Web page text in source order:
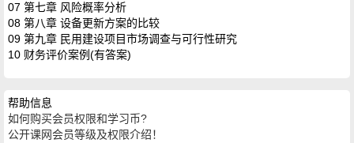
07 第七章 风险概率分析
08 第八章 设备更新方案的比较
09 第九章 民用建设项目市场调查与可行性研究
10 财务评价案例(有答案)
帮助信息
如何购买会员权限和学习币?
公开课网会员等级及权限介绍！